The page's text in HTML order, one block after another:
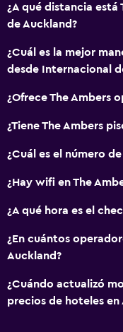
¿A qué distancia está
de Auckland?
¿Cuál es la mejor
desde Internacional
¿Ofrece The Ambers
¿Tiene The Ambers
¿Cuál es el número
¿Hay wifi en The
¿A qué hora es el
¿En cuántos
Auckland?
¿Cuándo actualizó
precios de hoteles en